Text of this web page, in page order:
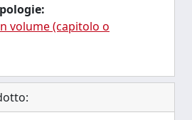
volume (capitolo o